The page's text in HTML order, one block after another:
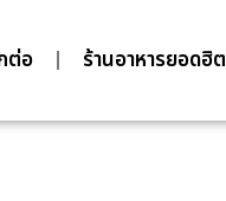
ต่อ ร้านอาหารยอดฮิต